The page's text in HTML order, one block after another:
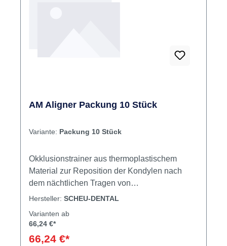
Produkte filtern
AM Aligner Packung 10 Stück
Variante: Packung 10 Stück